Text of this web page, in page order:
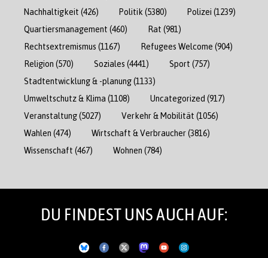
Nachhaltigkeit (426) Politik (5380) Polizei (1239)
Quartiersmanagement (460) Rat (981)
Rechtsextremismus (1167) Refugees Welcome (904)
Religion (570) Soziales (4441) Sport (757)
Stadtentwicklung & -planung(1133)
Umweltschutz & Klima (1108) Uncategorized (917)
Veranstaltung(5027) Verkehr & Mobilität (1056)
Wahlen (474) Wirtschaft & Verbraucher(3816)
Wissenschaft (467) Wohnen (784)
DU FINDEST UNS AUCH AUF: